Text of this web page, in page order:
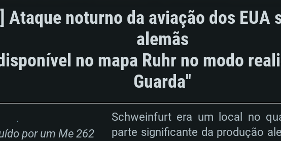
Ataque noturno da aviação dos EUA
alemãs
no mapa Ruhr no modo
Guarda''
por um Me 262
Schweinfurt era um local no
parte significante da produção